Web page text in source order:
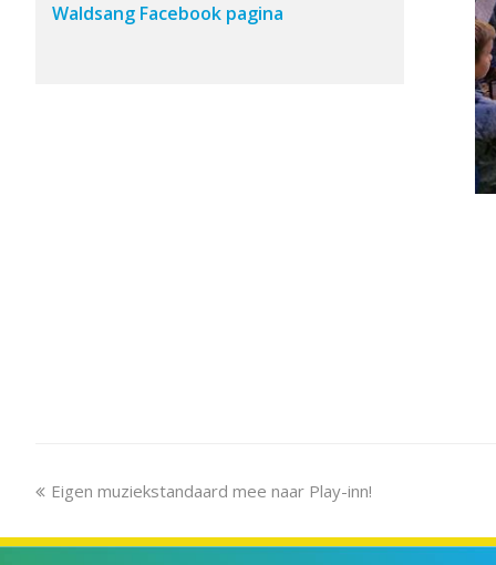
Waldsang Facebook pagina
previous
Eigen muziekstandaard mee naar Play-inn!